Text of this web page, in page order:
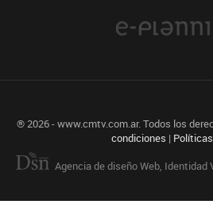
® 2026 - www.cmtv.com.ar. Todos los
condiciones |
Agencia de diseño Web, Identidad